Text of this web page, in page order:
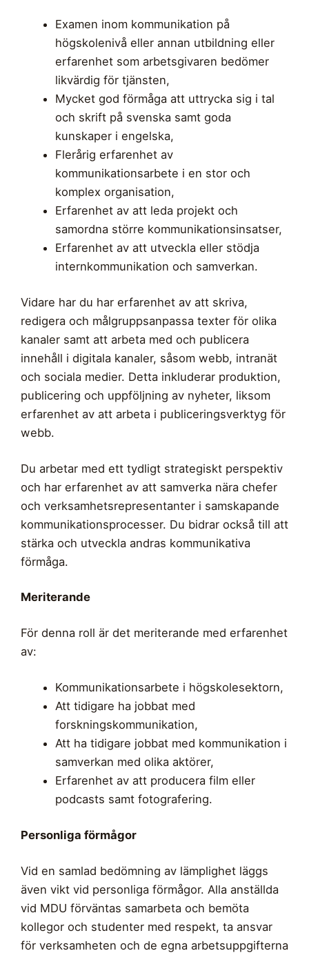
Examen inom kommunikation på
högskolenivå eller annan utbildning eller
erfarenhet som arbetsgivaren bedömer
likvärdig för tjänsten,
Mycket god förmåga att uttrycka sig i tal
och skrift på svenska samt goda
kunskaper i engelska,
Flerårig erfarenhet av
kommunikationsarbete i en stor och
komplex organisation,
Erfarenhet av att leda projekt och
samordna större kommunikationsinsatser,
Erfarenhet av att utveckla eller stödja
internkommunikation och samverkan.
Vidare har du har erfarenhet av att skriva,
redigera och målgruppsanpassa texter för olika
kanaler samt att arbeta med och publicera
innehåll i digitala kanaler, såsom webb, intranät
och sociala medier. Detta inkluderar produktion,
publicering och uppföljning av nyheter, liksom
erfarenhet av att arbeta i publiceringsverktyg för
webb.
Du arbetar med ett tydligt strategiskt perspektiv
och har erfarenhet av att samverka nära chefer
och verksamhetsrepresentanter i samskapande
kommunikationsprocesser. Du bidrar också till att
stärka och utveckla andras kommunikativa
förmåga.
Meriterande
För denna roll är det meriterande med erfarenhet
av:
Kommunikationsarbete i högskolesektorn,
Att tidigare ha jobbat med
forskningskommunikation,
Att ha tidigare jobbat med kommunikation i
samverkan med olika aktörer,
Erfarenhet av att producera film eller
podcasts samt fotografering.
Personliga förmågor
Vid en samlad bedömning av lämplighet läggs
även vikt vid personliga förmågor. Alla anställda
vid MDU förväntas samarbeta och bemöta
kollegor och studenter med respekt, ta ansvar
för verksamheten och de egna arbetsuppgifterna